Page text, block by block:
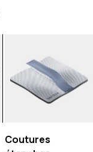
Coutures